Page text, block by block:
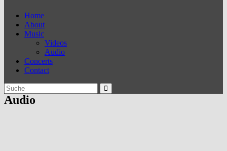
Home
About
Music
Videos
Audio
Concerts
Contact
Audio